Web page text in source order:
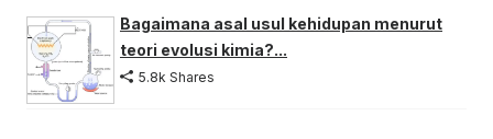
Bagaimana asal usul kehidupan menurut
teori evolusi kimia?...
5.8k Shares